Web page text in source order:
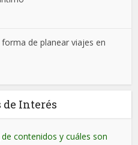
de planear viajes en
Interés
contenidos y cuáles son